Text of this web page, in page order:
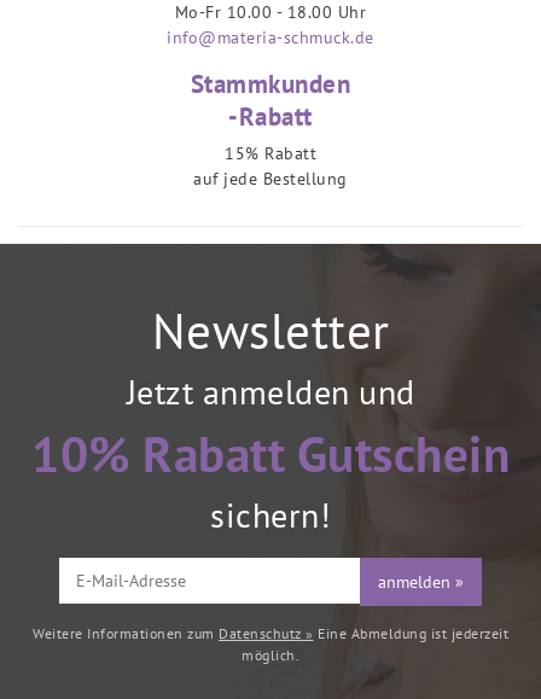
Mo-Fr 10.00 - 18.00 Uhr
info@materia-schmuck.de
Stammkunden
-Rabatt
15% Rabatt
auf jede Bestellung
Newsletter
Jetzt anmelden und
10% Rabatt Gutschein
sichern!
anmelden »
Weitere Informationen zum Datenschutz » Eine Abmeldung ist jederzeit
möglich.